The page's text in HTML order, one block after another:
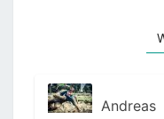
Andreas